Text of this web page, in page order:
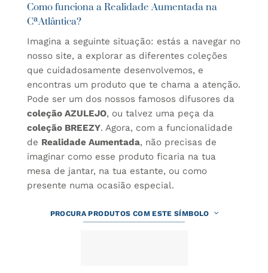
Como funciona a Realidade Aumentada na
CªAtlântica?
Imagina a seguinte situação: estás a navegar no
nosso site, a explorar as diferentes coleções
que cuidadosamente desenvolvemos, e
encontras um produto que te chama a atenção.
Pode ser um dos nossos famosos difusores da
coleção AZULEJO, ou talvez uma peça da
coleção BREEZY. Agora, com a funcionalidade
de Realidade Aumentada, não precisas de
imaginar como esse produto ficaria na tua
mesa de jantar, na tua estante, ou como
presente numa ocasião especial.
PROCURA PRODUTOS COM ESTE SÍMBOLO